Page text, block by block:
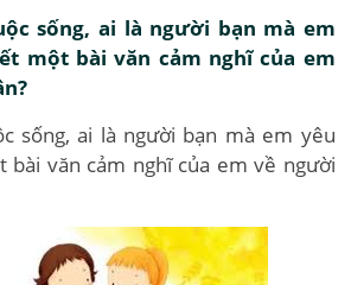
sống, ai là người bạn mà em
một bài văn cảm nghĩ của em
sống, ai là người bạn mà em yêu
bài văn cảm nghĩ của em về người